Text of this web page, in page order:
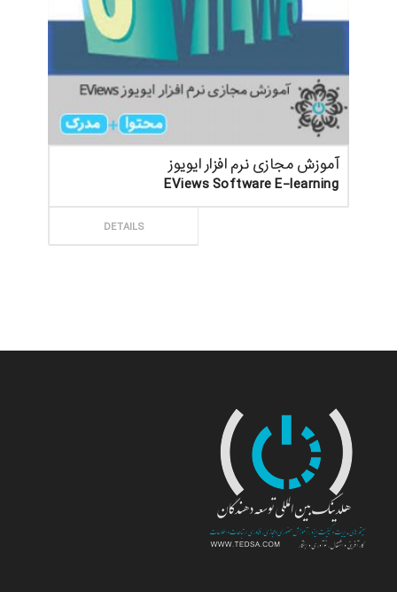
آموزش مجازی نرم افزار ایویوز
EViews Software E-learning
DETAILS